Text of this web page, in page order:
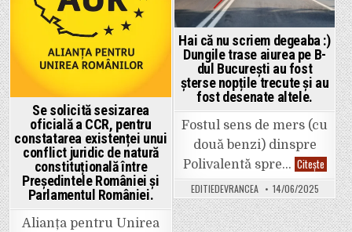
României:
300
parlamentari,
cheltuielilor
bugetare
cu
15
%
și
taxă
de
solidaritate
aplicată
companiilor
din
energie.
Se solicită sesizarea
oficială a CCR, pentru
constatarea existenței unui
conflict juridic de natură
constituțională între
Președintele României și
Parlamentul României.
Alianța pentru Unirea
Hai că nu scriem degeaba :)
Dungile trase aiurea pe B-
dul București au fost
șterse nopțile trecute și au
fost desenate altele.
Fostul sens de mers (cu
două benzi) dinspre
Polivalentă spre… CiteșteHai
că
nu
scriem
🙂
Dungile
EDITIEDEVRANCEA 14/06/2025